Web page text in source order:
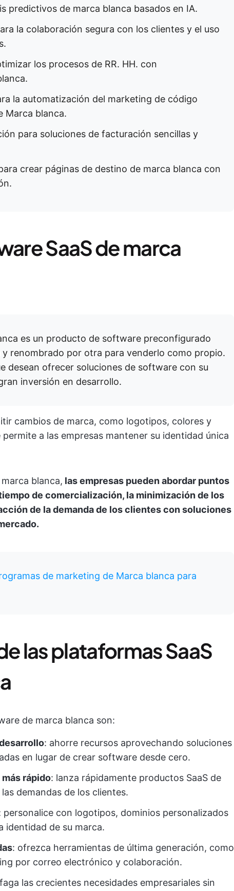
predictivos de marca blanca basados en IA.
la colaboración segura con los clientes y el uso
los procesos de RR. HH. con
la automatización del marketing de código
Marca blanca.
para soluciones de facturación sencillas y
crear páginas de destino de marca blanca con
SaaS de marca
es un producto de software preconfigurado
renombrado por otra para venderlo como propio.
desean ofrecer soluciones de software con su
inversión en desarrollo.
cambios de marca, como logotipos, colores y
a las empresas mantener su identidad única
blanca, las empresas pueden abordar puntos
de comercialización, la minimización de los
de la demanda de los clientes con soluciones
de marketing de Marca blanca para
las plataformas SaaS
de marca blanca son:
: ahorre recursos aprovechando soluciones
en lugar de crear software desde cero.
rápido: lanza rápidamente productos SaaS de
demandas de los clientes.
personalice con logotipos, dominios personalizados
identidad de su marca.
: ofrezca herramientas de última generación, como
por correo electrónico y colaboración.
las crecientes necesidades empresariales sin